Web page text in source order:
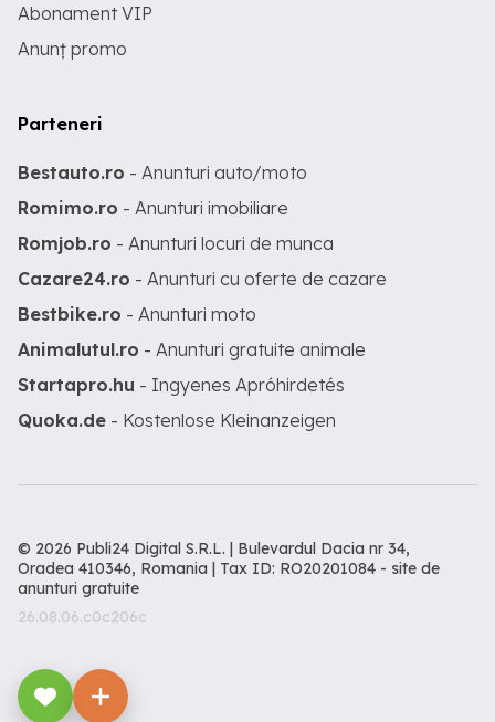
Abonament VIP
Anunț promo
Parteneri
Bestauto.ro - Anunturi auto/moto
Romimo.ro - Anunturi imobiliare
Romjob.ro - Anunturi locuri de munca
Cazare24.ro - Anunturi cu oferte de cazare
Bestbike.ro - Anunturi moto
Animalutul.ro - Anunturi gratuite animale
Startapro.hu - Ingyenes Apróhirdetés
Quoka.de - Kostenlose Kleinanzeigen
© 2026 Publi24 Digital S.R.L. | Bulevardul Dacia nr 34,
Oradea 410346, Romania | Tax ID: RO20201084 - site de
anunturi gratuite
26.08.06.c0c206c